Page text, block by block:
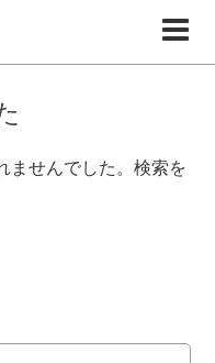
ませんでした。検索を